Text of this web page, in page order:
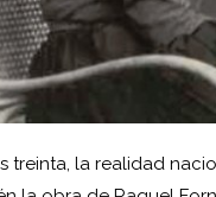
treinta, la realidad